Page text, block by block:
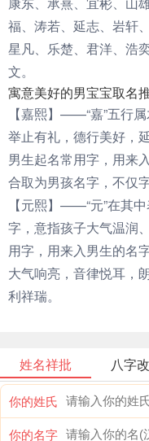
福、涛若、延志、岩轩
星凡、乐楚、君洋、浩
文。
寓意美好的男宝宝取名
【嘉熙】——“嘉”五行
举止有礼，德行美好，
男生起名常用字，用来
合取为男孩名字，不仅
【元熙】——“元”在其
字，意指孩子大气温润
用字，用来入男生的名
大气响亮，音律悦耳，
利祥瑞。
姓名祥批 八字
你的姓氏
你的名字